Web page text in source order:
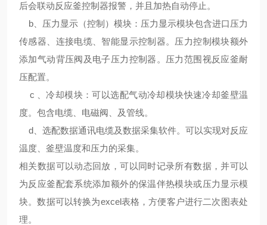
后会联动反应釜控制器报警，并且加热自动停止。
b、压力显示（控制）模块：压力显示模块包含进口压力
传感器、连接电缆、智能显示控制器。压力控制模块额外
添加气动背压阀及电子压力控制器。压力范围视反应釜耐
压配置。
c 、冷却模块：可以选配气动冷却模块快速冷却釜壁温
度。包含电缆、电磁阀、及管线。
d、选配数据通讯电缆及数据采集软件。可以实现对反应
温度、釜壁温度和压力的采集。
相关数据可以动态回放，可以同时记录所有数据，并可以
为反应釜配套系统添加额外的保温伴热模块或压力显示模
块。数据可以转换为excel表格，方便客户进行二次图表处
理。